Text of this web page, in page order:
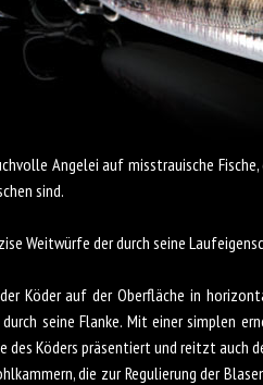
Angelei auf misstrauische
sind.
Weitwürfe der durch seine
Köder auf der Oberfläche in
seine Flanke. Mit einer simplen
des Köders präsentiert und reitzt auch
die zur Regulierung der